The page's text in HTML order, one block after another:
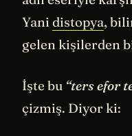
Yani distopya,
gelen kişilerden
İşte bu “ters efor
çizmiş. Diyor ki: